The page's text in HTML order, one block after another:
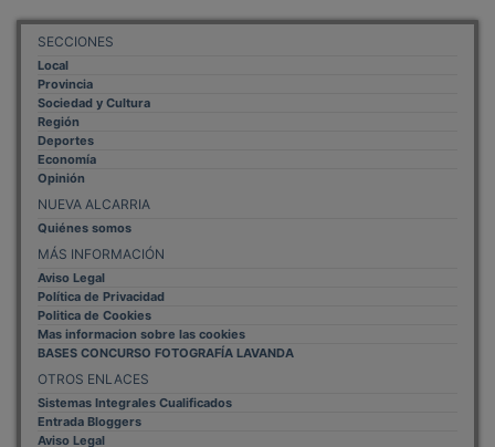
SECCIONES
Local
Provincia
Sociedad y Cultura
Región
Deportes
Economía
Opinión
NUEVA ALCARRIA
Quiénes somos
MÁS INFORMACIÓN
Aviso Legal
Política de Privacidad
Politica de Cookies
Mas informacion sobre las cookies
BASES CONCURSO FOTOGRAFÍA LAVANDA
Sistemas Integrales Cualificados
Entrada Bloggers
Aviso Legal
Configuración de Cookies